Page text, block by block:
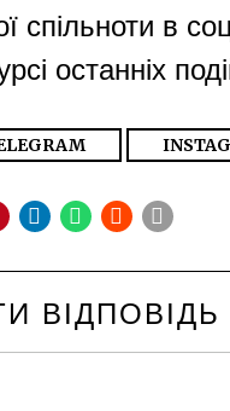
спільноти в
останніх
ВІДПОВІДЬ